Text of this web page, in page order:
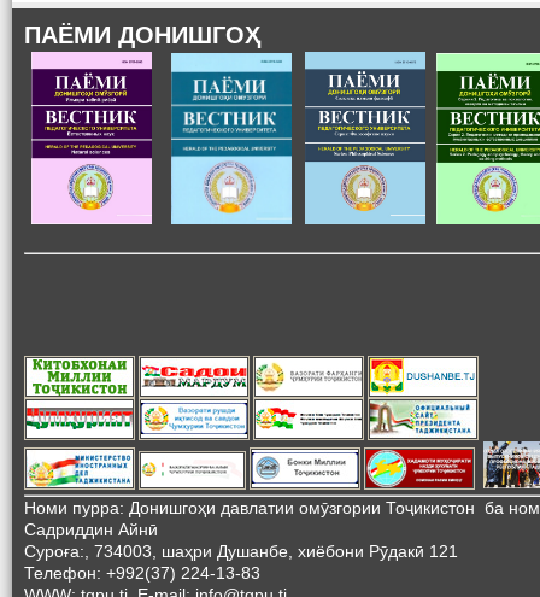
ПАЁМИ ДОНИШГОҲ
Номи пурра: Донишгоҳи давлатии омӯзгории Тоҷикистон ба
Садриддин Айнӣ
Суроға:, 734003, шаҳри Душанбе, хиёбони Рӯдакӣ 121
Телефон: +992(37) 224-13-83